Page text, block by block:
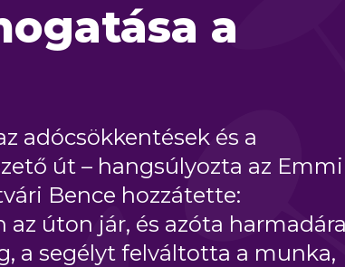
a
adócsökkentések és a
út – hangsúlyozta az Emmi
Bence hozzátette:
az úton jár, és azóta harmadára
a segélyt felváltotta a munka,